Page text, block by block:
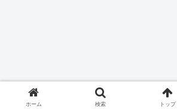
ホーム 検索 トップ